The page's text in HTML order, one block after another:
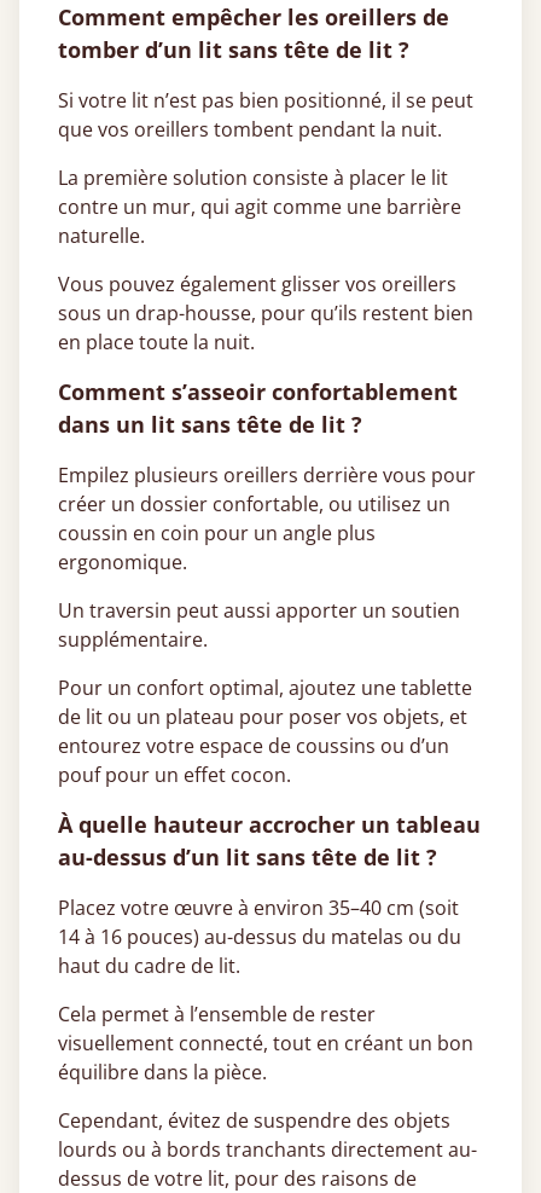
Comment empêcher les oreillers de
tomber d’un lit sans tête de lit ?
Si votre lit n’est pas bien positionné, il se peut
que vos oreillers tombent pendant la nuit.
La première solution consiste à placer le lit
contre un mur, qui agit comme une barrière
naturelle.
Vous pouvez également glisser vos oreillers
sous un drap-housse, pour qu’ils restent bien
en place toute la nuit.
Comment s’asseoir confortablement
dans un lit sans tête de lit ?
Empilez plusieurs oreillers derrière vous pour
créer un dossier confortable, ou utilisez un
coussin en coin pour un angle plus
ergonomique.
Un traversin peut aussi apporter un soutien
supplémentaire.
Pour un confort optimal, ajoutez une tablette
de lit ou un plateau pour poser vos objets, et
entourez votre espace de coussins ou d’un
pouf pour un effet cocon.
À quelle hauteur accrocher un tableau
au-dessus d’un lit sans tête de lit ?
Placez votre œuvre à environ 35–40 cm (soit
14 à 16 pouces) au-dessus du matelas ou du
haut du cadre de lit.
Cela permet à l’ensemble de rester
visuellement connecté, tout en créant un bon
équilibre dans la pièce.
Cependant, évitez de suspendre des objets
lourds ou à bords tranchants directement au-
dessus de votre lit, pour des raisons de